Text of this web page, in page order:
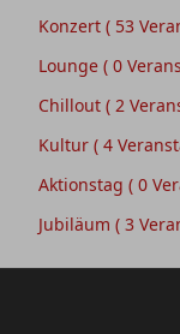
Konzert ( 53
Lounge ( 0
Chillout ( 2
Kultur ( 4
Aktionstag ( 0
Jubiläum ( 3